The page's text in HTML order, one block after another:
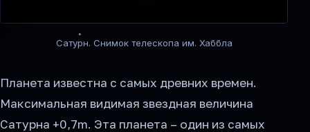
Сатурн. Снимок телескопа им. Хаббла
Планета известна с самых древних времен.
Максимальная видимая звездная величина
Сатурна +0,7m. Эта планета – один из самых